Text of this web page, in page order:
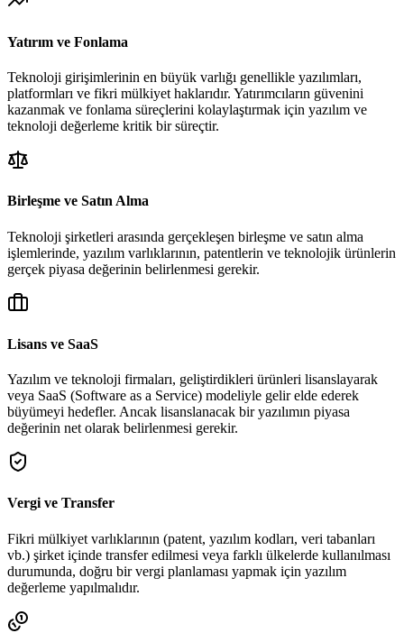
Yatırım ve Fonlama
Teknoloji girişimlerinin en büyük varlığı genellikle yazılımları,
platformları ve fikri mülkiyet haklarıdır. Yatırımcıların güvenini
kazanmak ve fonlama süreçlerini kolaylaştırmak için yazılım ve
teknoloji değerleme kritik bir süreçtir.
Birleşme ve Satın Alma
Teknoloji şirketleri arasında gerçekleşen birleşme ve satın alma
işlemlerinde, yazılım varlıklarının, patentlerin ve teknolojik ürünlerin
gerçek piyasa değerinin belirlenmesi gerekir.
Lisans ve SaaS
Yazılım ve teknoloji firmaları, geliştirdikleri ürünleri lisanslayarak
veya SaaS (Software as a Service) modeliyle gelir elde ederek
büyümeyi hedefler. Ancak lisanslanacak bir yazılımın piyasa
değerinin net olarak belirlenmesi gerekir.
Vergi ve Transfer
Fikri mülkiyet varlıklarının (patent, yazılım kodları, veri tabanları
vb.) şirket içinde transfer edilmesi veya farklı ülkelerde kullanılması
durumunda, doğru bir vergi planlaması yapmak için yazılım
değerleme yapılmalıdır.